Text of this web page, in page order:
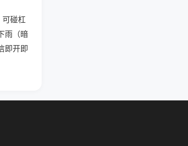
碰杠
雨（暗
即开即